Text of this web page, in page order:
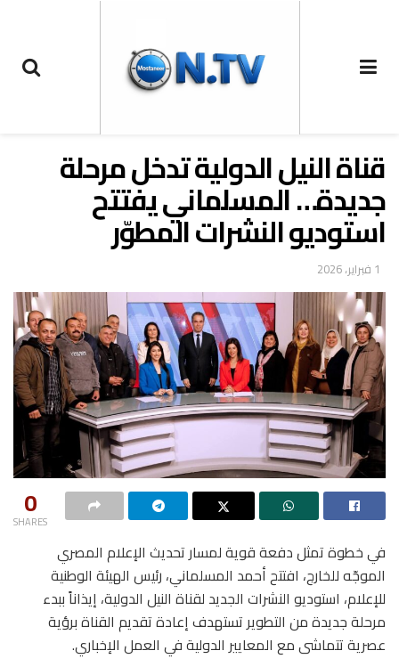
قناة النيل الدولية تدخل مرحلة
جديدة… المسلماني يفتتح
استوديو النشرات المطوّر
1 فبراير، 2026
0
SHARES
في خطوة تمثل دفعة قوية لمسار تحديث الإعلام المصري
الموجّه للخارج، افتتح أحمد المسلماني، رئيس الهيئة الوطنية
للإعلام، استوديو النشرات الجديد لقناة النيل الدولية، إيذاناً ببدء
مرحلة جديدة من التطوير تستهدف إعادة تقديم القناة برؤية
عصرية تتماشى مع المعايير الدولية في العمل الإخباري.